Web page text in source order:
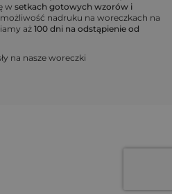
w setkach gotowych wzorów i
nadruku na woreczkach na
aż 100 dni na odstąpienie od
na nasze woreczki